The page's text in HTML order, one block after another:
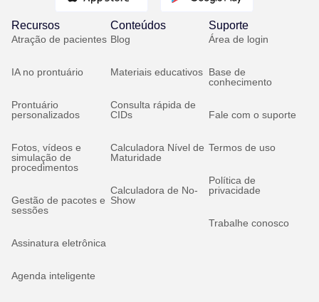
Recursos
Atração de pacientes
IA no prontuário
Prontuário
personalizados
Fotos, vídeos e
simulação de
procedimentos
Gestão de pacotes e
sessões
Assinatura eletrônica
Agenda inteligente
Conteúdos
Blog
Materiais educativos
Consulta rápida de
CIDs
Calculadora Nível de
Maturidade
Calculadora de No-
Show
Suporte
Área de login
Base de
conhecimento
Fale com o suporte
Termos de uso
Política de
privacidade
Trabalhe conosco